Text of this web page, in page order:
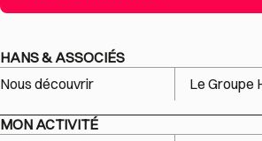
HANS & ASSOCIÉS
Nous découvrir
Le Groupe
MON ACTIVITÉ